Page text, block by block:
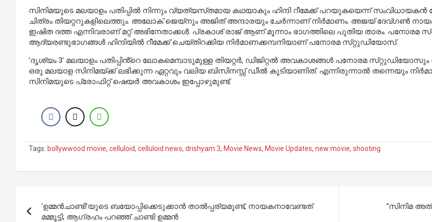
സിനിമയുടെ മലയാളം പതിപ്പിൽ നിന്നും വ്യത്യസ്‌തമായ കഥയാകും ഹിന്ദി റീമേക്ക് പറയുകയെന്ന് സംവിധായകൻ
ചിത്രം തിയറ്ററുകളിലെത്തും. അലോക് ജെയ്നും അജിത് അന്ദാരയും ചേർന്നാണ് നിർമാണം. അജയ് ദേവ്ഗൺ
ഇഷിത ദത്ത എന്നിവരാണ് മറ്റ് അഭിനേതാക്കൾ. പ്രകാശ് രാജ് ആണ് മൂന്നാം ഭാഗത്തിലെ പുതിയ താരം. പനോരമ
ആദ്യരണ്ടുഭാഗങ്ങൾ ഹിന്ദിയിൽ റീമേക്ക് ചെയ്‌തിറക്കിയ നിർമാണക്കമ്പനിയാണ് പനോരമ സ്‌റ്റുഡിയോസ്.
‘ദൃശ്യം 3’ മലയാളം പതിപ്പിൻ്റെ ലോകമെമ്പാടുമുള്ള തിയറ്റർ, ഡിജിറ്റൽ അവകാശങ്ങൾ പനോരമ
ഒരു മലയാള സിനിമയ്ക്ക് ലഭിക്കുന്ന ഏറ്റവും വലിയ ബിസിനസ്സ് ഡീൽ കൂടിയാണിത്. എന്നിരുന്നാൽ തന്നെയും
സിനിമയുടെ പ്രോഫിറ്റ് ഷെയർ അവകാശം ഇപ്പോഴുമുണ്ട്.
Tags: bollywwood movie, celluloid, celluloid news, drishyam 3, Movie News, Movie Updates, new movie, shooting
navigation
‘ഉമ്മൻചാണ്ടി’യുടെ ബയോപ്പിക്കെടുക്കാൻ താൽപ്പര്യമുണ്ട്, നായകനാവേണ്ടത്
മമ്മൂട്ടി; ആഗ്രഹം പറഞ്ഞ് ചാണ്ടി ഉമ്മൻ
“സിനിമ